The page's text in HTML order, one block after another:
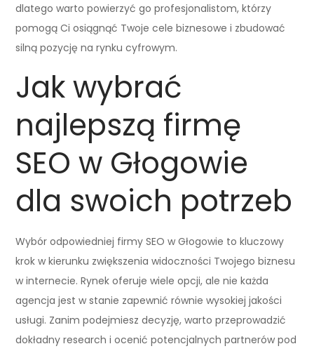
dlatego warto powierzyć go profesjonalistom, którzy
pomogą Ci osiągnąć Twoje cele biznesowe i zbudować
silną pozycję na rynku cyfrowym.
Jak wybrać
najlepszą firmę
SEO w Głogowie
dla swoich potrzeb
Wybór odpowiedniej firmy SEO w Głogowie to kluczowy
krok w kierunku zwiększenia widoczności Twojego biznesu
w internecie. Rynek oferuje wiele opcji, ale nie każda
agencja jest w stanie zapewnić równie wysokiej jakości
usługi. Zanim podejmiesz decyzję, warto przeprowadzić
dokładny research i ocenić potencjalnych partnerów pod